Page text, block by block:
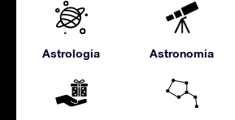
Astrologia Astronomia